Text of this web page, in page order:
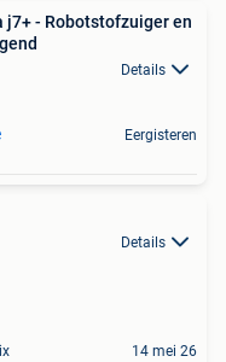
j7+ - Robotstofzuiger en
Details
Eergisteren
Details
14 mei 26